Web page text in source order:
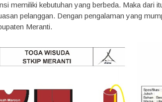
memiliki kebutuhan yang berbeda. Maka dari
pelanggan. Dengan pengalaman yang
Meranti.